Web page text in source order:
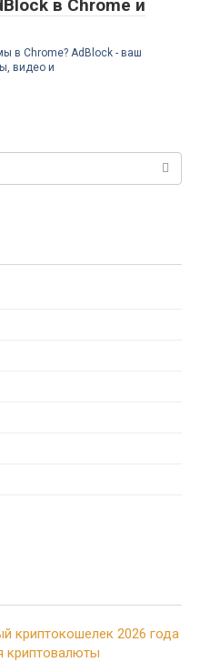
в Chrome и
в Chrome? AdBlock - ваш
видео и
криптокошелек 2026 года
криптовалюты